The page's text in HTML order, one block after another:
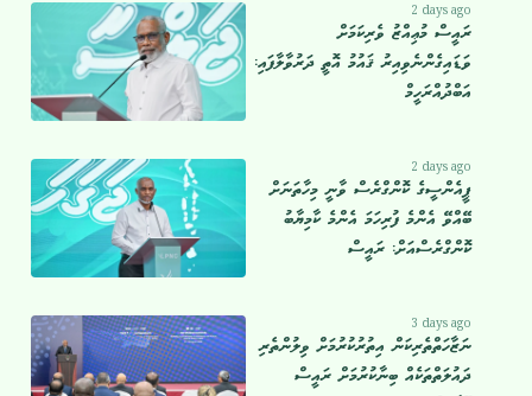
2 days ago
ރައީސް މުޢިއްޒު ވެރިކަމަށް
ވަޑައިގެންނެވިއިރު ޤައުމު އޮތީ ދަރުވާލާފައި:
އަބްދުއްރަހީމް
2 days ago
ޕީއެންސީގެ ކޮންގްރެސް ވާނީ މިހާތަނަށް
ބޭއްވޭ އެންމެ ފުރިހަމަ އެންމެ ކާމިޔާބު
ކޮންގްރެސްއަށް: ރައީސް
3 days ago
ނަޒާހަތްތެރިކަން އިތުރުކުރުމަށް ވިލުންތެރި
ދައުލަތްތަކެއް ބިނާކުރުމަށް ރައީސް